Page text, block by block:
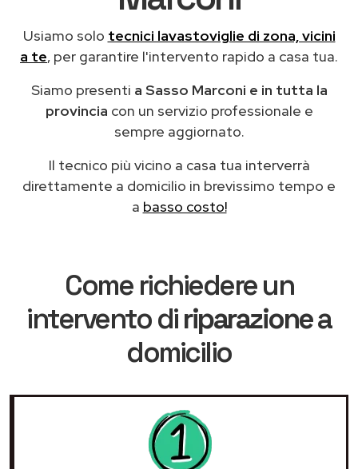
Usiamo solo tecnici lavastoviglie di zona, vicini
a te, per garantire l'intervento rapido a casa tua.
Siamo presenti a Sasso Marconi e in tutta la
provincia con un servizio professionale e
sempre aggiornato.
Il tecnico più vicino a casa tua interverrà
direttamente a domicilio in brevissimo tempo e
a basso costo!
Come richiedere un
intervento diriparazionea
domicilio